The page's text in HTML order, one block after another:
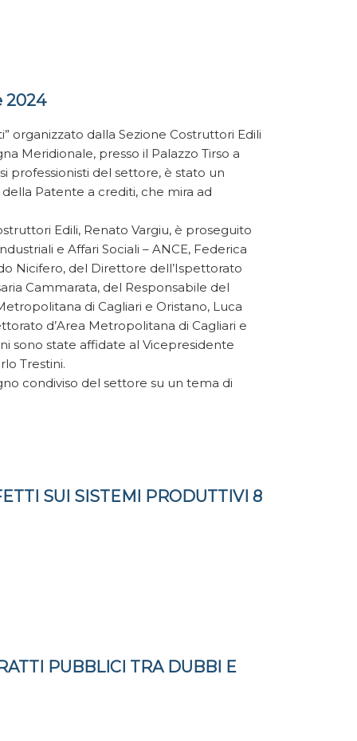
2024
organizzato dalla Sezione Costruttori Edili
Meridionale, presso il Palazzo Tirso a
professionisti del settore, è stato un
Patente a crediti, che mira ad
Edili, Renato Vargiu, è proseguito
e Affari Sociali – ANCE, Federica
Nicifero, del Direttore dell’Ispettorato
Cammarata, del Responsabile del
di Cagliari e Oristano, Luca
d’Area Metropolitana di Cagliari e
sono state affidate al Vicepresidente
Trestini.
condiviso del settore su un tema di
SUI SISTEMI PRODUTTIVI 8
PUBBLICI TRA DUBBI E